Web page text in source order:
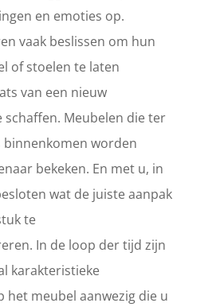
en emoties op.
vaak beslissen om hun
of stoelen te laten
van een nieuw
schaffen. Meubelen die ter
worden
bekeken. En met u, in
wat de juiste aanpak
te
In de loop der tijd zijn
karakteristieke
het meubel aanwezig die u